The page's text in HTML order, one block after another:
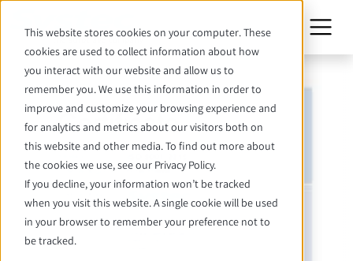
This website stores cookies on your computer. These
cookies are used to collect information about how
you interact with our website and allow us to
remember you. We use this information in order to
improve and customize your browsing experience and
for analytics and metrics about our visitors both on
this website and other media. To find out more about
the cookies we use, see our Privacy Policy.
If you decline, your information won’t be tracked
when you visit this website. A single cookie will be used
in your browser to remember your preference not to
be tracked.